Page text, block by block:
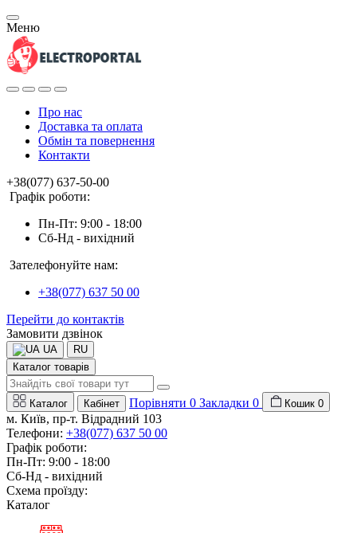
Меню
Про нас
Доставка та оплата
Обмін та повернення
Контакти
+38(077) 637-50-00
Графік роботи:
Пн-Пт: 9:00 - 18:00
Сб-Нд - вихідний
Зателефонуйте нам:
+38(077) 637 50 00
Перейти до контактів
Замовити дзвінок
UA
RU
Каталог товарів
Каталог Кабінет Порівняти 0 Закладки 0 Кошик 0
м. Київ, пр-т. Відрадний 103
Телефони: +38(077) 637 50 00
Графік роботи:
Пн-Пт: 9:00 - 18:00
Сб-Нд - вихідний
Схема проїзду:
Каталог